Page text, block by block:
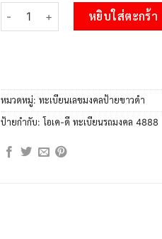
จำนวน 12.ทะเบียนรถ 4888 ทะเ
หยิบใส่ตะกร้า
หมวดหมู่: ทะเบียนเลขมงคลป้ายขาวดำ
ป้ายกำกับ: โอเค-ดี ทะเบียนรถมงคล 4888